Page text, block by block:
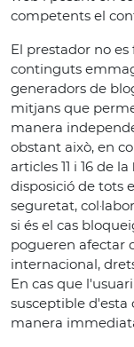
competents el
El prestador no
continguts
generadors de
mitjans que
manera
obstant això, en
articles 11 i 16 de la
disposició de tots
seguretat,
si és el cas
pogueren afectar
internacional,
En cas que
susceptible d'esta
manera